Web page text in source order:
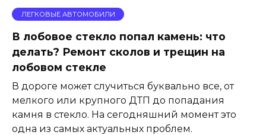
ЛЕГКОВЫЕ АВТОМОБИЛИ
В лобовое стекло попал камень: что
делать? Ремонт сколов и трещин на
лобовом стекле
В дороге может случиться буквально все, от
мелкого или крупного ДТП до попадания
камня в стекло. На сегодняшний момент это
одна из самых актуальных проблем.